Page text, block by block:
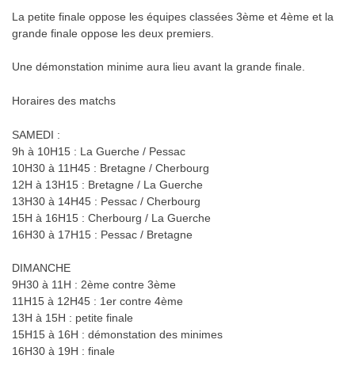
La petite finale oppose les équipes classées 3ème et 4ème et la
grande finale oppose les deux premiers.
Une démonstation minime aura lieu avant la grande finale.
Horaires des matchs
SAMEDI :
9h à 10H15 : La Guerche / Pessac
10H30 à 11H45 : Bretagne / Cherbourg
12H à 13H15 : Bretagne / La Guerche
13H30 à 14H45 : Pessac / Cherbourg
15H à 16H15 : Cherbourg / La Guerche
16H30 à 17H15 : Pessac / Bretagne
DIMANCHE
9H30 à 11H : 2ème contre 3ème
11H15 à 12H45 : 1er contre 4ème
13H à 15H : petite finale
15H15 à 16H : démonstation des minimes
16H30 à 19H : finale